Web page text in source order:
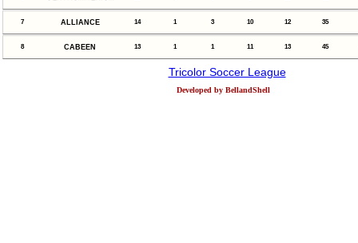
7 ALLIANCE 14 1 3 10 12 35
8 CABEEN 13 1 1 11 13 45
Tricolor Soccer League
Developed by BellandShell